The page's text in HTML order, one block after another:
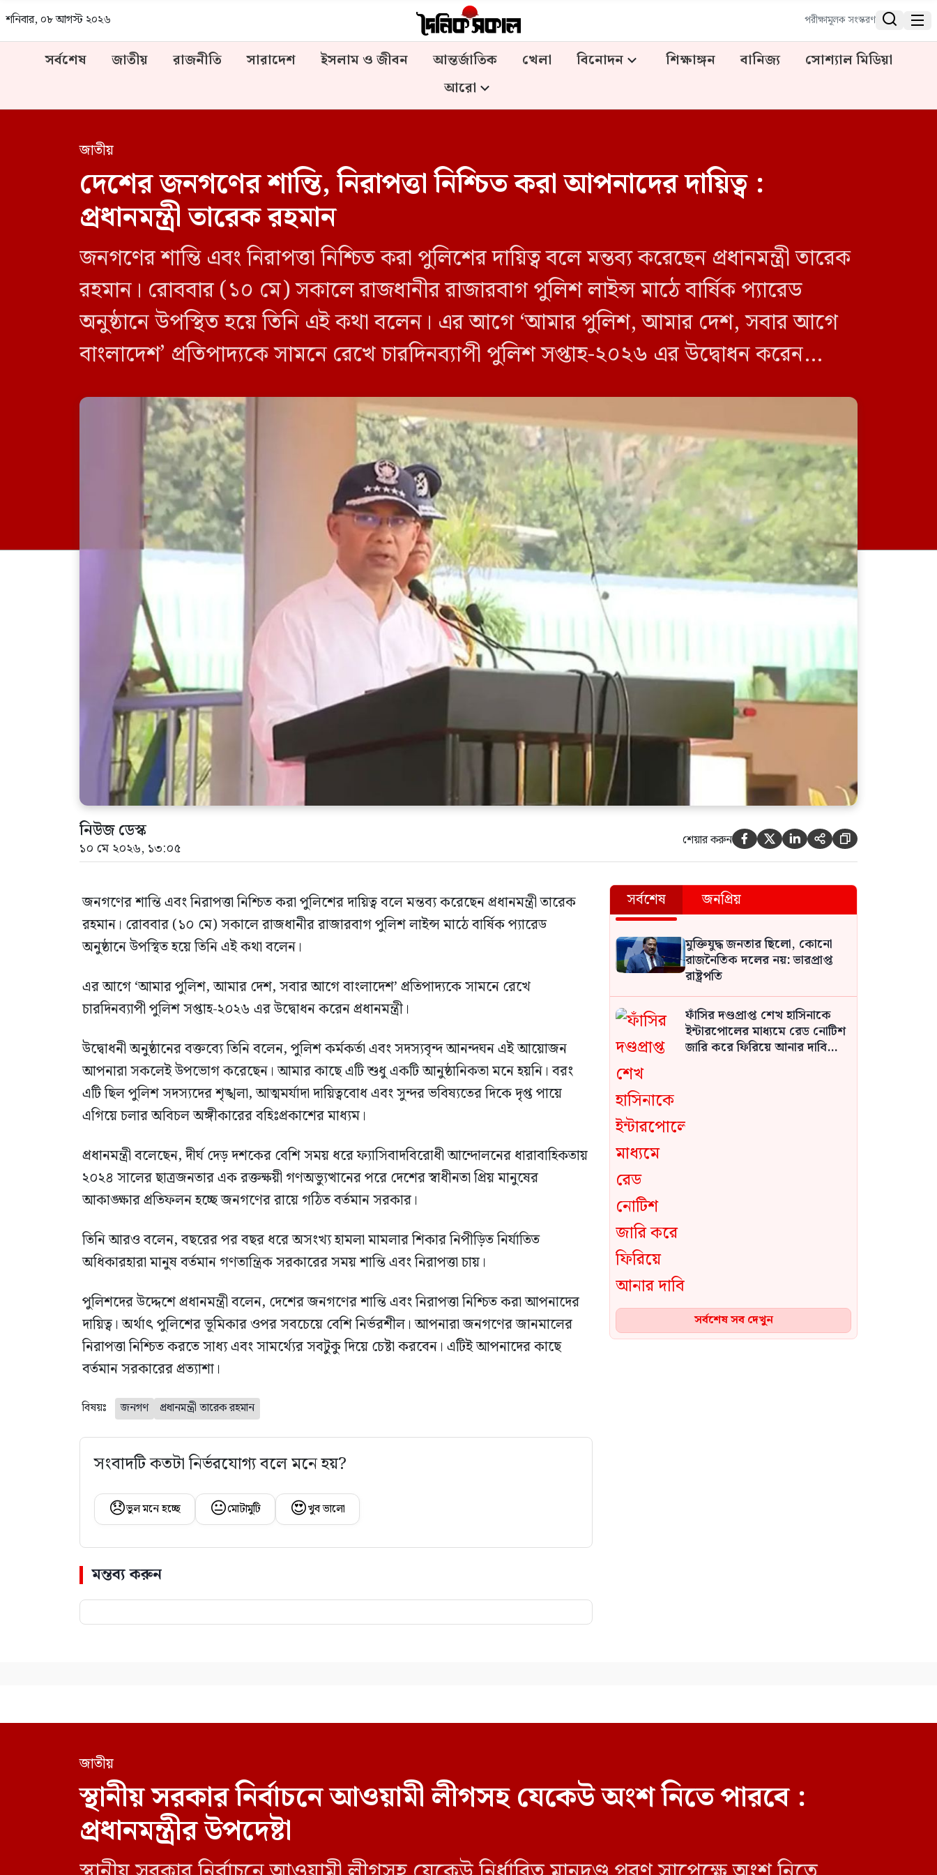
শনিবার, ০৮ আগস্ট ২০২৬ পরীক্ষামূলক সংস্করণ  
সর্বশেষ জাতীয় রাজনীতি সারাদেশ ইসলাম ও জীবন আন্তর্জাতিক খেলা বিনোদন শিক্ষাঙ্গন বানিজ্য
সোশ্যাল মিডিয়া
আরো
জাতীয়
দেশের জনগণের শান্তি, নিরাপত্তা নিশ্চিত করা আপনাদের দায়িত্ব :
প্রধানমন্ত্রী তারেক রহমান
জনগণের শান্তি এবং নিরাপত্তা নিশ্চিত করা পুলিশের দায়িত্ব বলে মন্তব্য করেছেন প্রধানমন্ত্রী তারেক
রহমান। রোববার (১০ মে) সকালে রাজধানীর রাজারবাগ পুলিশ লাইন্স মাঠে বার্ষিক প্যারেড
অনুষ্ঠানে উপস্থিত হয়ে তিনি এই কথা বলেন। এর আগে ‘আমার পুলিশ, আমার দেশ, সবার আগে
বাংলাদেশ’ প্রতিপাদ্যকে সামনে রেখে চারদিনব্যাপী পুলিশ সপ্তাহ-২০২৬ এর উদ্বোধন করেন
নিউজ ডেস্ক
১০ মে ২০২৬, ১৩:০৫ শেয়ার করুন     
জনগণের শান্তি এবং নিরাপত্তা নিশ্চিত করা পুলিশের দায়িত্ব বলে মন্তব্য করেছেন প্রধানমন্ত্রী তারেক
রহমান। রোববার (১০ মে) সকালে রাজধানীর রাজারবাগ পুলিশ লাইন্স মাঠে বার্ষিক প্যারেড
অনুষ্ঠানে উপস্থিত হয়ে তিনি এই কথা বলেন।
এর আগে ‘আমার পুলিশ, আমার দেশ, সবার আগে বাংলাদেশ’ প্রতিপাদ্যকে সামনে রেখে
চারদিনব্যাপী পুলিশ সপ্তাহ-২০২৬ এর উদ্বোধন করেন প্রধানমন্ত্রী।
উদ্বোধনী অনুষ্ঠানের বক্তব্যে তিনি বলেন, পুলিশ কর্মকর্তা এবং সদস্যবৃন্দ আনন্দঘন এই আয়োজন
আপনারা সকলেই উপভোগ করেছেন। আমার কাছে এটি শুধু একটি আনুষ্ঠানিকতা মনে হয়নি। বরং
এটি ছিল পুলিশ সদস্যদের শৃঙ্খলা, আত্মমর্যাদা দায়িত্ববোধ এবং সুন্দর ভবিষ্যতের দিকে দৃপ্ত পায়ে
এগিয়ে চলার অবিচল অঙ্গীকারের বহিঃপ্রকাশের মাধ্যম।
প্রধানমন্ত্রী বলেছেন, দীর্ঘ দেড় দশকের বেশি সময় ধরে ফ্যাসিবাদবিরোধী আন্দোলনের ধারাবাহিকতায়
২০২৪ সালের ছাত্রজনতার এক রক্তক্ষয়ী গণঅভ্যুত্থানের পরে দেশের স্বাধীনতা প্রিয় মানুষের
আকাঙ্ক্ষার প্রতিফলন হচ্ছে জনগণের রায়ে গঠিত বর্তমান সরকার।
তিনি আরও বলেন, বছরের পর বছর ধরে অসংখ্য হামলা মামলার শিকার নিপীড়িত নির্যাতিত
অধিকারহারা মানুষ বর্তমান গণতান্ত্রিক সরকারের সময় শান্তি এবং নিরাপত্তা চায়।
পুলিশদের উদ্দেশে প্রধানমন্ত্রী বলেন, দেশের জনগণের শান্তি এবং নিরাপত্তা নিশ্চিত করা আপনাদের
দায়িত্ব। অর্থাৎ পুলিশের ভূমিকার ওপর সবচেয়ে বেশি নির্ভরশীল। আপনারা জনগণের জানমালের
নিরাপত্তা নিশ্চিত করতে সাধ্য এবং সামর্থ্যের সবটুকু দিয়ে চেষ্টা করবেন। এটিই আপনাদের কাছে
বর্তমান সরকারের প্রত্যাশা।
বিষয়ঃ জনগণ প্রধানমন্ত্রী তারেক রহমান
সংবাদটি কতটা নির্ভরযোগ্য বলে মনে হয়?
😞ভুল মনে হচ্ছে 😐মোটামুটি 😍খুব ভালো
মন্তব্য করুন
সর্বশেষ জনপ্রিয়
মুক্তিযুদ্ধ জনতার ছিলো, কোনো
রাজনৈতিক দলের নয়: ভারপ্রাপ্ত
রাষ্ট্রপতি
ফাঁসির দণ্ডপ্রাপ্ত শেখ হাসিনাকে
ইন্টারপোলের মাধ্যমে রেড নোটিশ
জারি করে ফিরিয়ে আনার দাবি
বোমা হামলার আশঙ্কায় দেশজুড়ে
সর্বশেষ সব দেখুন
জাতীয়
স্থানীয় সরকার নির্বাচনে আওয়ামী লীগসহ যেকেউ অংশ নিতে পারবে :
প্রধানমন্ত্রীর উপদেষ্টা